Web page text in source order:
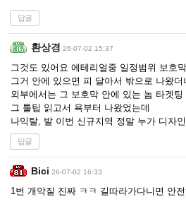
답글
환상경 26-07-02 15:37
그것도 있어요 에테리얼중 일정범위 보호
그거 안에 있으면 피 달아서 밖으로 나왔더
외부에서는 그 보호막 안에 있는 놈 타겟팅
그 툴팁 읽고서 욕부터 나왔었는데
나익탈, 발 이번 신규지역 정말 누가 디자
답글
Bici 26-07-02 16:33
1번 개악질 진짜 ㅋㅋ 길따라가다니면 안